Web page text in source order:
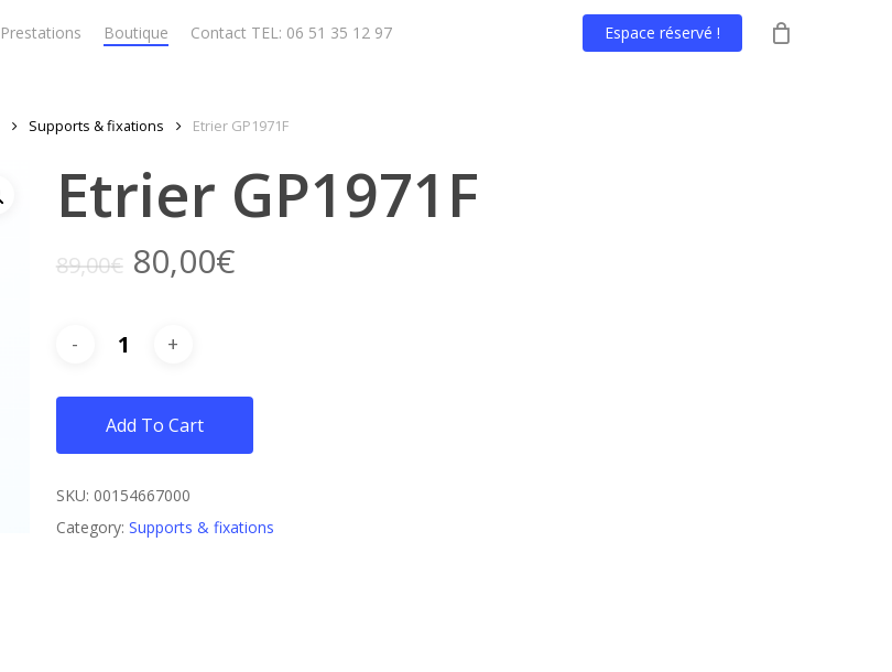
Prestations Boutique Contact TEL: 06 51 35 12 97 Espace réservé !
Supports & fixations Etrier GP1971F
Etrier GP1971F
89,00€ 80,00€
Add To Cart
SKU: 00154667000
Category: Supports & fixations